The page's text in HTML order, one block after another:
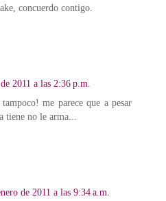
concuerdo contigo.
2011 a las 2:36 p.m.
me parece que a pesar
no le arma...
de 2011 a las 9:34 a.m.